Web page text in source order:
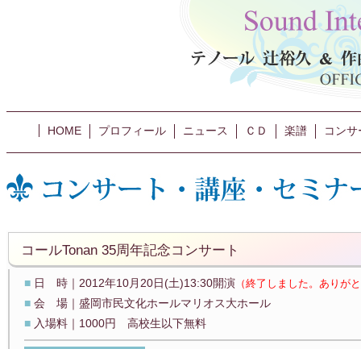
HOME プロフィール ニュース ＣＤ 楽譜 コン
コールTonan 35周年記念コンサート
■ 日 時｜2012年10月20日(土)13:30開演 （終了しました。ありが
■ 会 場｜盛岡市民文化ホールマリオス大ホール
■ 入場料｜1000円 高校生以下無料